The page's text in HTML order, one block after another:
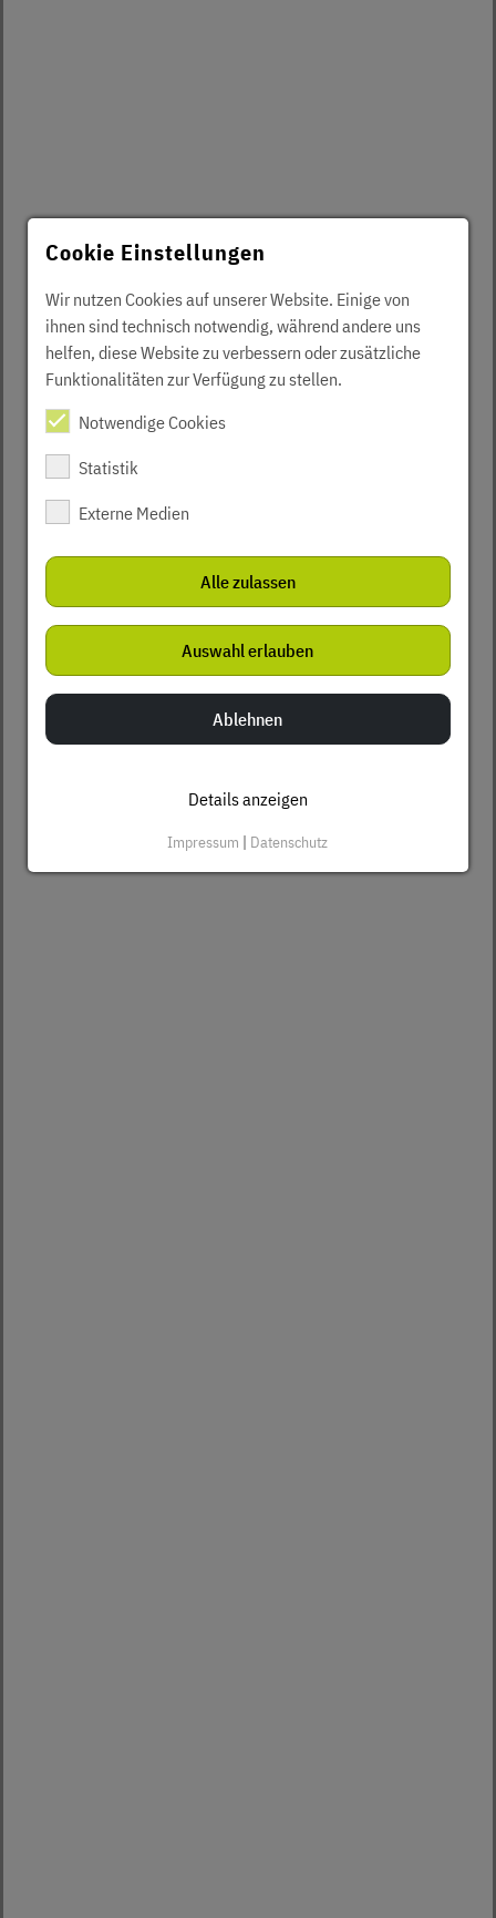
Cookie Einstellungen
Wir nutzen Cookies auf unserer Website. Einige von
ihnen sind technisch notwendig, während andere uns
helfen, diese Website zu verbessern oder zusätzliche
Funktionalitäten zur Verfügung zu stellen.
Notwendige Cookies
Statistik
Externe Medien
Alle zulassen
Auswahl erlauben
Ablehnen
Details anzeigen
Impressum | Datenschutz